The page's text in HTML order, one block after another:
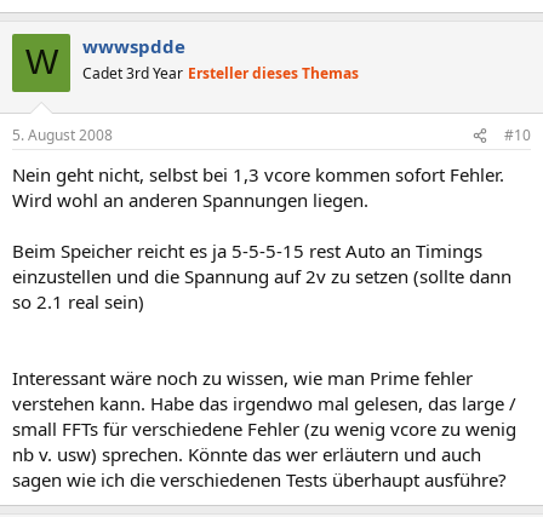
W wwwspdde
Cadet 3rd Year Ersteller dieses Themas
5. August 2008 #10
Nein geht nicht, selbst bei 1,3 vcore kommen sofort Fehler.
Wird wohl an anderen Spannungen liegen.
Beim Speicher reicht es ja 5-5-5-15 rest Auto an Timings
einzustellen und die Spannung auf 2v zu setzen (sollte dann
so 2.1 real sein)
Interessant wäre noch zu wissen, wie man Prime fehler
verstehen kann. Habe das irgendwo mal gelesen, das large /
small FFTs für verschiedene Fehler (zu wenig vcore zu wenig
nb v. usw) sprechen. Könnte das wer erläutern und auch
sagen wie ich die verschiedenen Tests überhaupt ausführe?